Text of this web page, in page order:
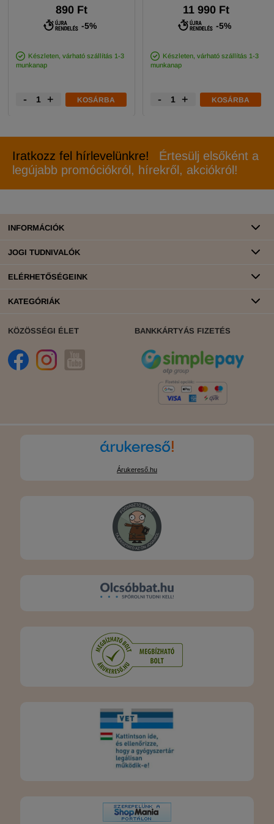
890 Ft
-5%
Készleten, várható szállítás 1-3
munkanap
- + KOSÁRBA
11 990 Ft
-5%
Készleten, várható szállítás 1-3
munkanap
- + KOSÁRBA
Iratkozz fel hírlevelünkre!
Értesülj elsőként a
legújabb promóciókról, hírekről, akciókról!
INFORMÁCIÓK
JOGI TUDNIVALÓK
ELÉRHETŐSÉGEINK
KATEGÓRIÁK
KÖZÖSSÉGI ÉLET BANKKÁRTYÁS FIZETÉS
Árukereső.hu